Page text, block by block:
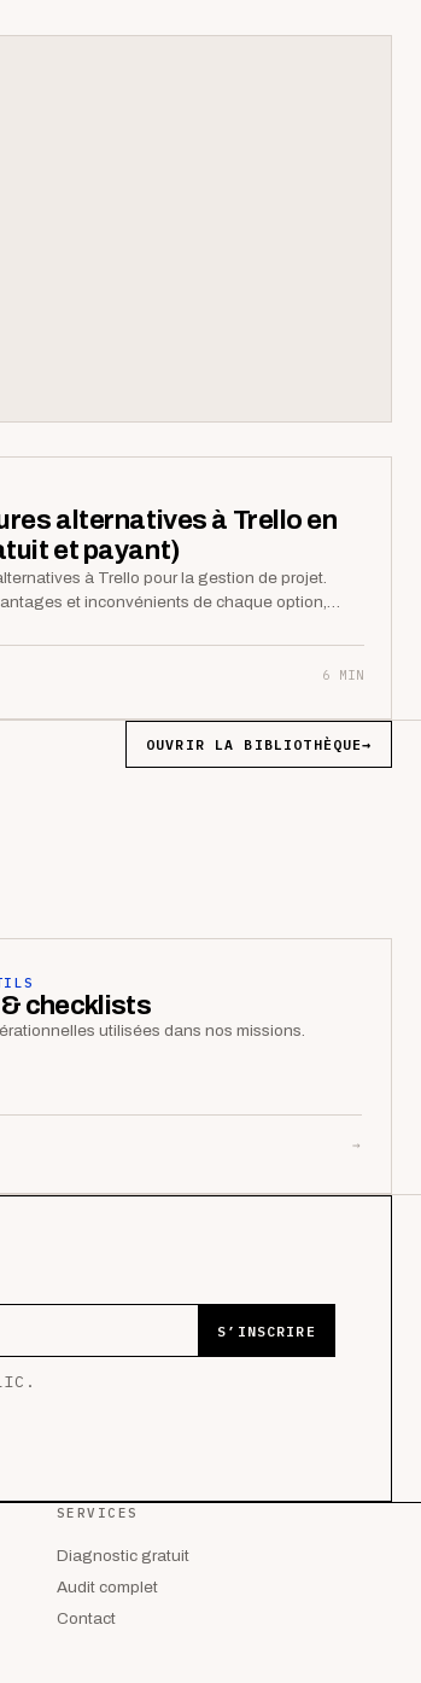
alternatives à Trello en
et payant)
à Trello pour la gestion de projet.
et inconvénients de chaque option,…
6 MIN
OUVRIR LA BIBLIOTHÈQUE→
checklists
utilisées dans nos missions.
→
S’INSCRIRE
SERVICES
Diagnostic gratuit
Audit complet
Contact